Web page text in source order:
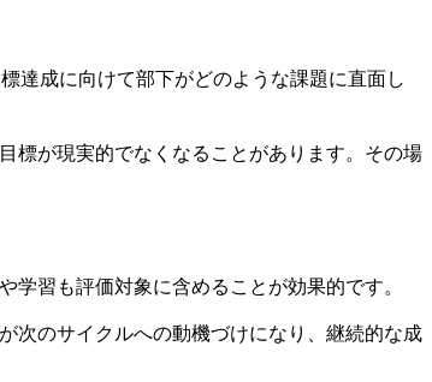
達成に向けて部下がどのような課題に直面し
標が現実的でなくなることがあります。その場
習も評価対象に含めることが効果的です。
次のサイクルへの動機づけになり、継続的な成